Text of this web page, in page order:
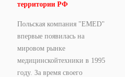
территории РФ
Польская компания "EMED"
впервые появилась на
мировом рынке
медицинскойтехники в 1995
году. За время своего